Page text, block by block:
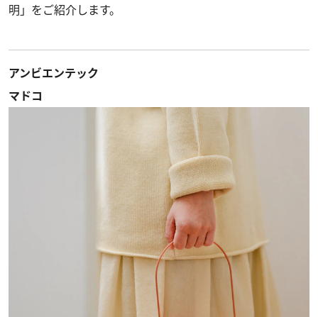
明」をご紹介します。
アンビエンテック
マドコ